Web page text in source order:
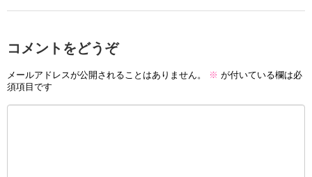
コメントをどうぞ
メールアドレスが公開されることはありません。 ※ が付いている欄は必
須項目です